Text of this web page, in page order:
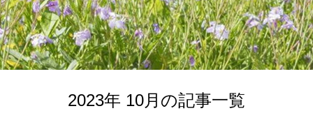
2023年 10月の記事一覧